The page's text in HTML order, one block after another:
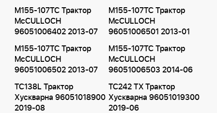
M155-107TC Трактор
McCULLOCH
96051006402 2013-07
M155-107TC Трактор
McCULLOCH
96051006501 2013-01
M155-107TC Трактор
McCULLOCH
96051006502 2013-07
M155-107TC Трактор
McCULLOCH
96051006503 2014-06
TC138L Трактор
Хускварна 96051018900
2019-08
TC242 TX Трактор
Хускварна 96051019300
2019-06